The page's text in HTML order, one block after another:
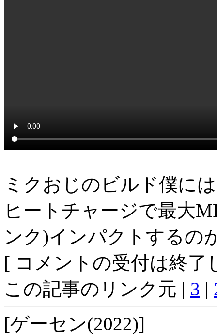
ミクおじのビルド僕に
ヒートチャージで最大
ンク)インパクトするの
[ コメントの受付は終了
この記事のリンク元 | 3 |
[ゲーセン(2022)]